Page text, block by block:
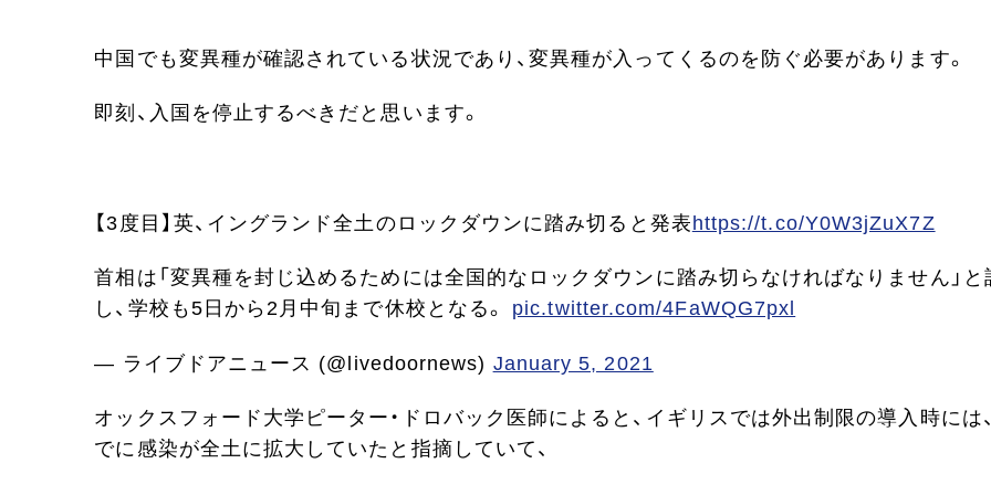
中国でも変異種が確認されている状況であり、変異種が入ってくるのを防ぐ必要があります。
即刻、入国を停止するべきだと思います。
【3度目】英、イングランド全土のロックダウンに踏み切ると発表https://t.co/Y0W3jZuX7Z
首相は「変異種を封じ込めるためには全国的なロックダウンに踏み切らなければなりません」と
し、学校も5日から2月中旬まで休校となる。 pic.twitter.com/4FaWQG7pxl
— ライブドアニュース (@livedoornews) January 5, 2021
オックスフォード大学ピーター・ドロバック医師によると、イギリスでは外出制限の導入時には
でに感染が全土に拡大していたと指摘していて、